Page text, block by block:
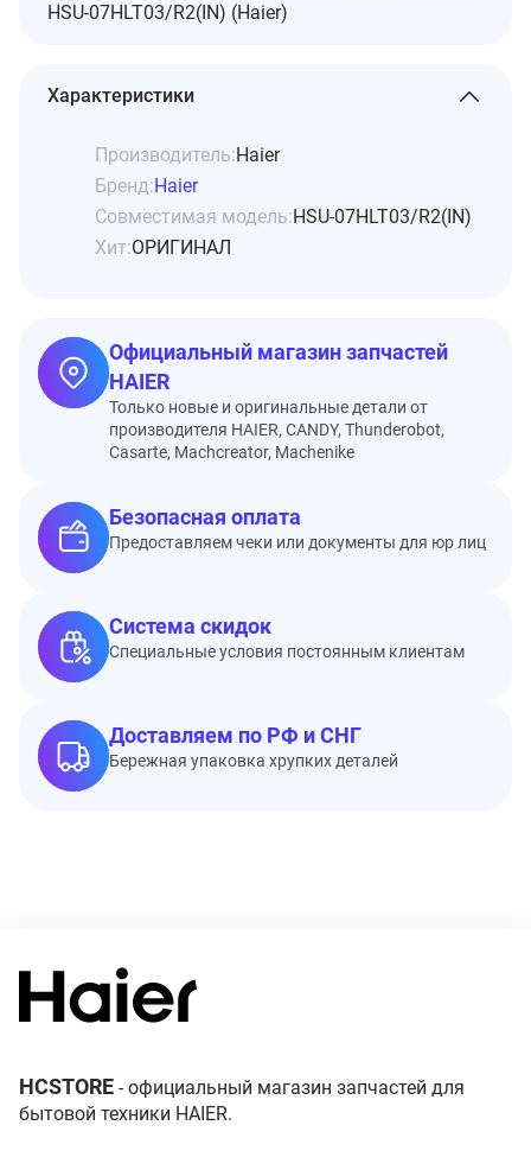
HSU-07HLT03/R2(IN) (Haier)
Характеристики
Производитель:Haier
Бренд:Haier
Совместимая модель:HSU-07HLT03/R2(IN)
Хит:ОРИГИНАЛ
Официальный магазин запчастей
HAIER
Только новые и оригинальные детали от
производителя HAIER, CANDY, Thunderobot,
Casarte, Machcreator, Machenike
Безопасная оплата
Предоставляем чеки или документы для юр лиц
Система скидок
Специальные условия постоянным клиентам
Доставляем по РФ и СНГ
Бережная упаковка хрупких деталей
HCSTORE - официальный магазин запчастей для
бытовой техники HAIER.